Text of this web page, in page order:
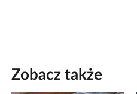
Zobacz także